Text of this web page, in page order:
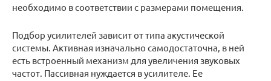
необходимо в соответствии с размерами помещения.
Подбор усилителей зависит от типа акустической
системы. Активная изначально самодостаточна, в ней
есть встроенный механизм для увеличения звуковых
частот. Пассивная нуждается в усилителе. Ее